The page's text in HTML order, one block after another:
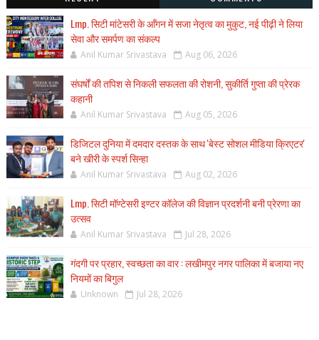
Lmp. सिटी मांटेसरी के आँगन में सजा नेतृत्व का मुकुट, नई पीढ़ी ने लिया
सेवा और समर्पण का संकल्प
Anil Kumar Srivastava Aug 06, 2026
संघर्षों की तपिश से निकली सफलता की रोशनी, सुकीर्ति गुप्ता की प्रेरक
कहानी
Anil Kumar Srivastava Aug 05, 2026
डिजिटल दुनिया में दमदार दस्तक के साथ 'बेस्ट सोशल मीडिया क्रिएटर'
बने खीरी के स्पर्श सिन्हा
Anil Kumar Srivastava Aug 02, 2026
Lmp. सिटी मॉण्टेसरी इण्टर कॉलेज की विज्ञान प्रदर्शनी बनी प्रेरणा का
उत्सव
Anil Kumar Srivastava Jul 28, 2026
गंदगी पर प्रहार, स्वच्छता का वार : लखीमपुर नगर पालिका में बजाया नए
नियमों का बिगुल
Unknown Jul 28, 2026